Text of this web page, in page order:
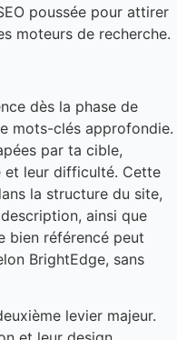
poussée pour attirer
moteurs de recherche.
dès la phase de
mots-clés approfondie.
par ta cible,
et leur difficulté. Cette
la structure du site,
ainsi que
bien référencé peut
BrightEdge, sans
levier majeur.